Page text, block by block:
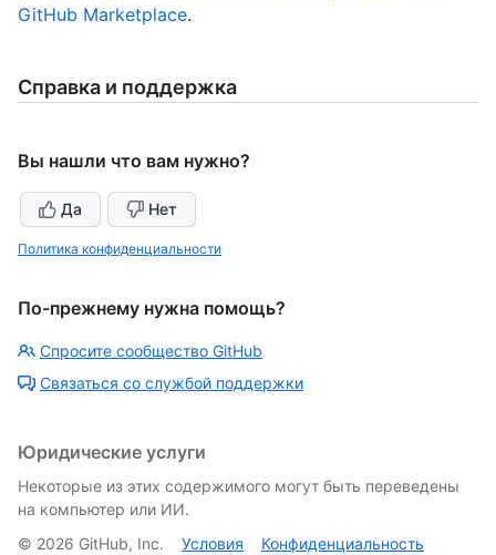
GitHub Marketplace.
Справка и поддержка
Вы нашли что вам нужно?
Да Нет
Политика конфиденциальности
По-прежнему нужна помощь?
Спросите сообщество GitHub
Связаться со службой поддержки
Юридические услуги
Некоторые из этих содержимого могут быть переведены
на компьютер или ИИ.
© 2026 GitHub, Inc. Условия Конфиденциальность